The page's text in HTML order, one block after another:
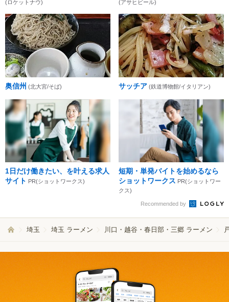
(ロケットナウ) (アサヒビール)
奥信州 (北大宮/そば) サッチア (鉄道博物館/イタリアン)
1日だけ働きたい、を叶える求人
サイト PR(ショットワークス)
短期・単発バイトを始めるなら
ショットワークス PR(ショットワー
クス)
Recommended by
埼玉 埼玉 ラーメン 川口・越谷・春日部・三郷 ラーメン